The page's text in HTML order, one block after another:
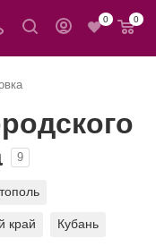
0 0
9
край Кубань